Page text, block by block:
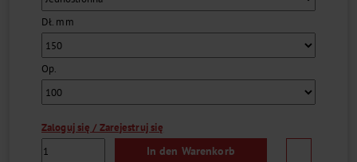
Dł. mm
Op.
Zaloguj się / Zarejestruj się
In den Warenkorb